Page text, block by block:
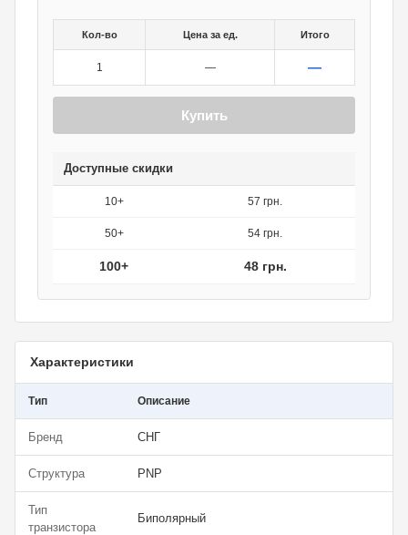
Кол-во Цена за ед. Итого
1 — —
Купить
Доступные скидки
10+ 57 грн.
50+ 54 грн.
100+ 48 грн.
Характеристики
Тип Описание
Бренд СНГ
Структура PNP
Тип
транзистора
Биполярный